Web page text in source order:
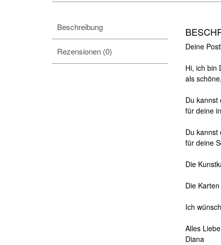
Beschreibung
Rezensionen (0) Deine
Hi, ich bin
als schöne,
Du kannst
für deine
Du kannst
für deine
Die
Die
Ich
Alles
Diana